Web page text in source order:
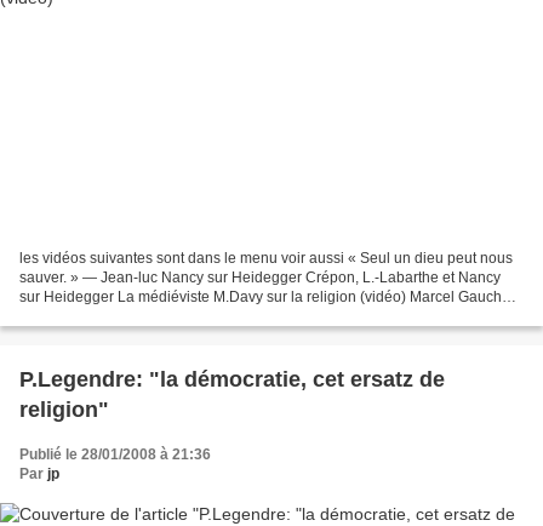
les vidéos suivantes sont dans le menu voir aussi « Seul un dieu peut nous
sauver. » — Jean-luc Nancy sur Heidegger Crépon, L.-Labarthe et Nancy
sur Heidegger La médiéviste M.Davy sur la religion (vidéo) Marcel Gauchet:
P.Legendre: "la démocratie, cet ersatz de
religion"
Publié le 28/01/2008 à 21:36
Par jp